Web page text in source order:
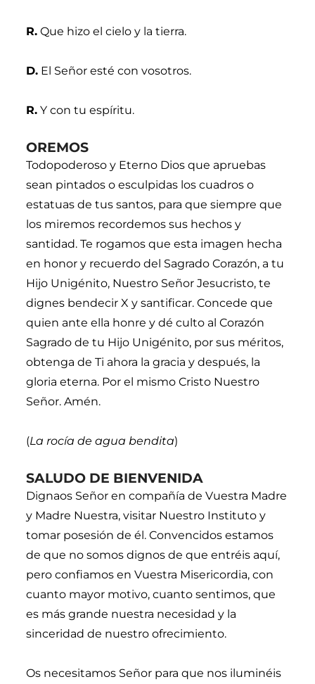
R. Que hizo el cielo y la tierra.
D. El Señor esté con vosotros.
R. Y con tu espíritu.
OREMOS
Todopoderoso y Eterno Dios que apruebas
sean pintados o esculpidas los cuadros o
estatuas de tus santos, para que siempre que
los miremos recordemos sus hechos y
santidad. Te rogamos que esta imagen hecha
en honor y recuerdo del Sagrado Corazón, a tu
Hijo Unigénito, Nuestro Señor Jesucristo, te
dignes bendecir X y santificar. Concede que
quien ante ella honre y dé culto al Corazón
Sagrado de tu Hijo Unigénito, por sus méritos,
obtenga de Ti ahora la gracia y después, la
gloria eterna. Por el mismo Cristo Nuestro
Señor. Amén.
(La rocía de agua bendita)
SALUDO DE BIENVENIDA
Dignaos Señor en compañía de Vuestra Madre
y Madre Nuestra, visitar Nuestro Instituto y
tomar posesión de él. Convencidos estamos
de que no somos dignos de que entréis aquí,
pero confiamos en Vuestra Misericordia, con
cuanto mayor motivo, cuanto sentimos, que
es más grande nuestra necesidad y la
sinceridad de nuestro ofrecimiento.
Os necesitamos Señor para que nos iluminéis